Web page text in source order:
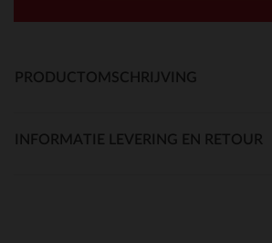
PRODUCTOMSCHRIJVING
INFORMATIE LEVERING EN RETOUR